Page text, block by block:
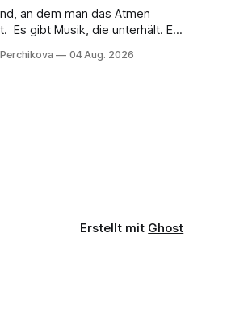
an dem man das Atmen
Es
der man minutenlang kein
04 Aug. 2026
Erstellt mit Ghost